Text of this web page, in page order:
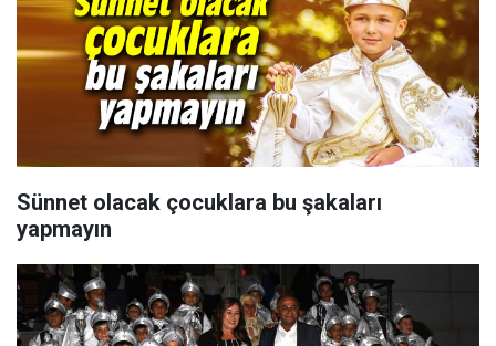
Sünnet olacak çocuklara bu şakaları
yapmayın